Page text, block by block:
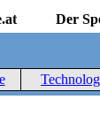
Der